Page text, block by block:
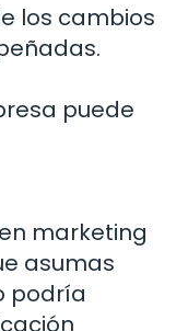
los cambios
puede
marketing
asumas
podría